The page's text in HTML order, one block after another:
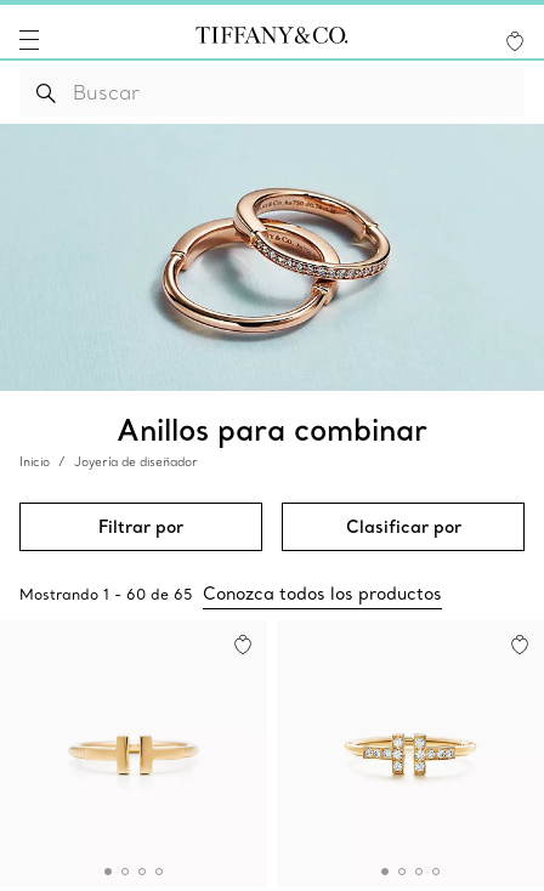
Anillos para combinar
Inicio Joyería de diseñador
Filtrar por Clasificar por
Mostrando 1 - 60 de 65 Conozca todos los productos